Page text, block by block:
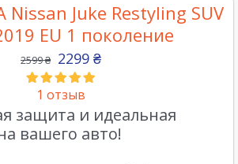
Nissan Juke Restyling SUV
EU 1 поколение
2599₴ 2299 ₴
1 отзыв
защита и идеальная
вашего авто!